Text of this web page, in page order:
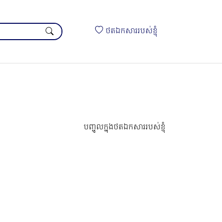
ថតឯកសាររបស់ខ្ញុំ
បញ្ចូលក្នុងថតឯកសាររបស់ខ្ញុំ